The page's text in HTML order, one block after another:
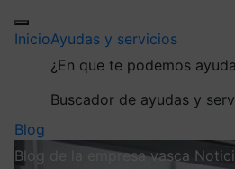
InicioAyudas y servicios
¿En que te podemos
Buscador de ayudas y
Blog
Blog de la empresa vasca